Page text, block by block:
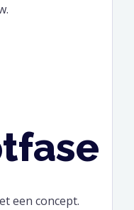
een concept.